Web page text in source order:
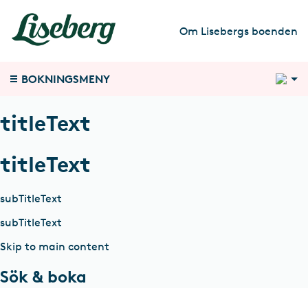
Om Lisebergs boenden
BOKNINGSMENY
titleText
titleText
subTitleText
subTitleText
Skip to main content
Sök & boka